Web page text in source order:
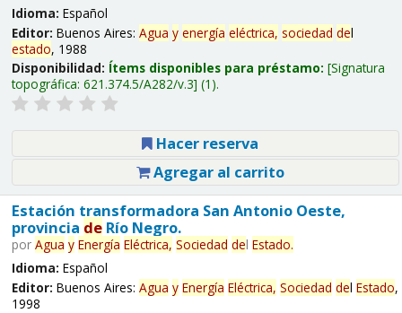
Idioma: Español
Editor: Buenos Aires: Agua y energía eléctrica, sociedad del
estado, 1988
Disponibilidad: Ítems disponibles para préstamo: Signatura
topográfica: 621.374.5/A282/v.3 (1).
Hacer reserva
Agregar al carrito
Estación transformadora San Antonio Oeste,
provincia deRío Negro.
por Agua y Energía Eléctrica, Sociedad del Estado.
Idioma: Español
Editor: Buenos Aires: Agua y Energía Eléctrica, Sociedad del Estado,
1998